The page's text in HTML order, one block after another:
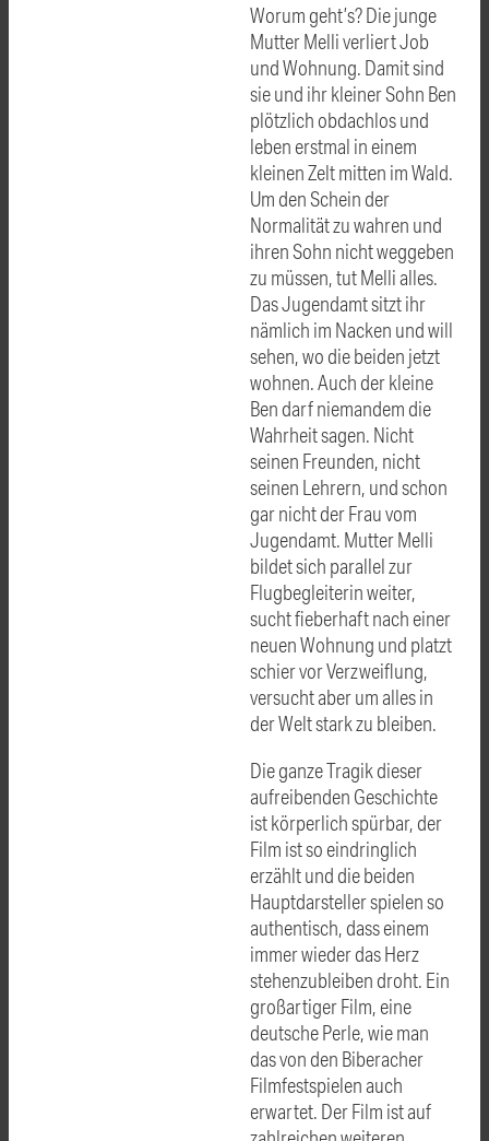
Worum geht’s? Die junge
Mutter Melli verliert Job
und Wohnung. Damit sind
sie und ihr kleiner Sohn Ben
plötzlich obdachlos und
leben erstmal in einem
kleinen Zelt mitten im Wald.
Um den Schein der
Normalität zu wahren und
ihren Sohn nicht weggeben
zu müssen, tut Melli alles.
Das Jugendamt sitzt ihr
nämlich im Nacken und will
sehen, wo die beiden jetzt
wohnen. Auch der kleine
Ben darf niemandem die
Wahrheit sagen. Nicht
seinen Freunden, nicht
seinen Lehrern, und schon
gar nicht der Frau vom
Jugendamt. Mutter Melli
bildet sich parallel zur
Flugbegleiterin weiter,
sucht fieberhaft nach einer
neuen Wohnung und platzt
schier vor Verzweiflung,
versucht aber um alles in
der Welt stark zu bleiben.
Die ganze Tragik dieser
aufreibenden Geschichte
ist körperlich spürbar, der
Film ist so eindringlich
erzählt und die beiden
Hauptdarsteller spielen so
authentisch, dass einem
immer wieder das Herz
stehenzubleiben droht. Ein
großartiger Film, eine
deutsche Perle, wie man
das von den Biberacher
Filmfestspielen auch
erwartet. Der Film ist auf